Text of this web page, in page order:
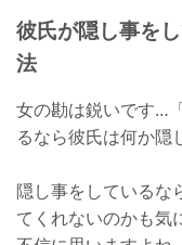
彼氏が隠し事を
法
女の勘は鋭いです…
るなら彼氏は何か隠
隠し事をしているな
てくれないのかも気